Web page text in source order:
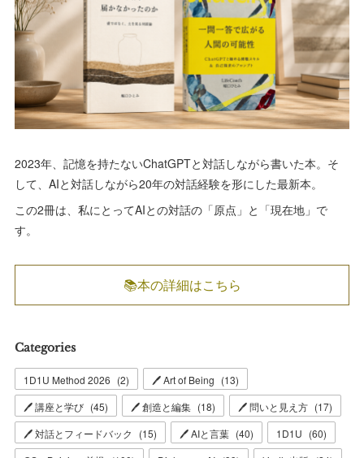
2023年、記憶を持たないChatGPTと対話しながら書いた本。そ
して、AIと対話しながら20年の対話経験を形にした最新本。
この2冊は、私にとってAIとの対話の「原点」と「現在地」で
す。
📚本の詳細はこちら
Categories
1D1U Method 2026 (2) 🖊 Art of Being (13)
🖊 講座と学び (45) 🖊 創造と編集 (18) 🖊 問いと見え方 (17)
🖊 対話とフィードバック
(15) 🖊 AIと言葉 (40) 1D1U (60)